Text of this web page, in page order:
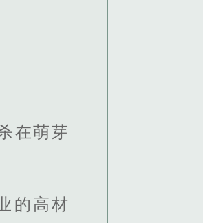
在萌芽
的高材